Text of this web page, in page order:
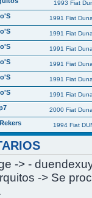
1993 Fiat
1991 Fiat
1991 Fiat
1991 Fiat
1991 Fiat
1991 Fiat
1991 Fiat
2000 Fiat
1994 Fiat
-> -
-> Se